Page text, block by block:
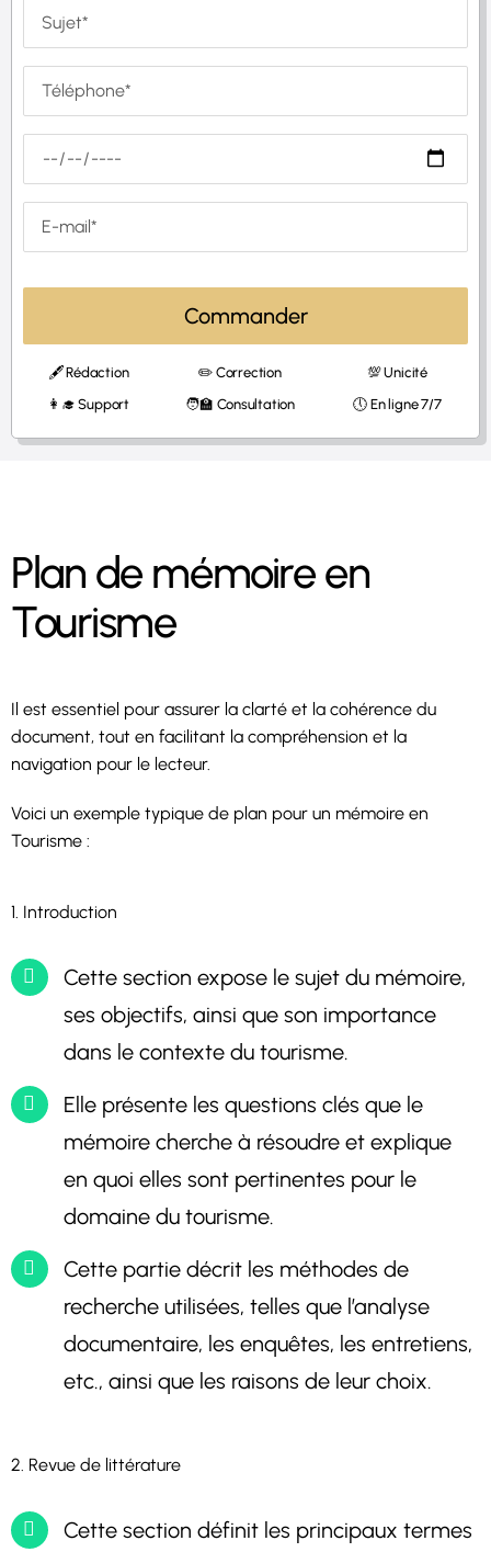
Commander
🖋 Rédaction ✏️ Correction
💯 Unicité
👩‍🎓 Support
🧑‍🏫 Consultation 🕔 En ligne 7/7
Plan de mémoire en
Tourisme
Il est essentiel pour assurer la clarté et la cohérence du
document, tout en facilitant la compréhension et la
navigation pour le lecteur.
Voici un exemple typique de plan pour un mémoire en
Tourisme :
1. Introduction
Cette section expose le sujet du mémoire,
ses objectifs, ainsi que son importance
dans le contexte du tourisme.
Elle présente les questions clés que le
mémoire cherche à résoudre et explique
en quoi elles sont pertinentes pour le
domaine du tourisme.
Cette partie décrit les méthodes de
recherche utilisées, telles que l’analyse
documentaire, les enquêtes, les entretiens,
etc., ainsi que les raisons de leur choix.
2. Revue de littérature
Cette section définit les principaux termes